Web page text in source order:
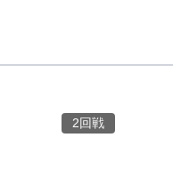
2回戦